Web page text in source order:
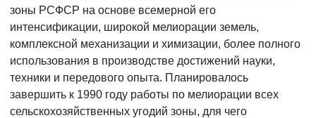
зоны РСФСР на основе всемерной его
интенсификации, широкой мелиорации земель,
комплексной механизации и химизации, более полного
использования в производстве достижений науки,
техники и передового опыта. Планировалось
завершить к 1990 году работы по мелиорации всех
сельскохозяйственных угодий зоны, для чего